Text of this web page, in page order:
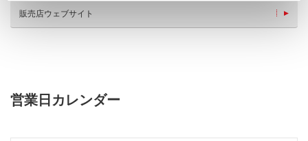
販売店ウェブサイト
営業日カレンダー